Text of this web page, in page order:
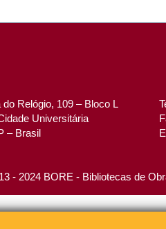
do Relógio, 109 – Bloco L
Universitária
– Brasil
- 2024 BORE - Bibliotecas de